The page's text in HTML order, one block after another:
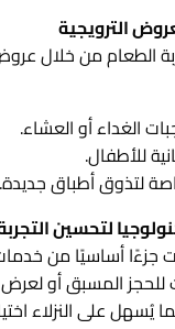
الطعام من خلال
الغداء أو العشاء.
للأطفال.
لتذوق أطباق جديدة.
جزءًا أساسيًا من
للحجز المسبق أو
على النزلاء